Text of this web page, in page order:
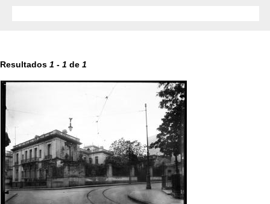
Resultados 1 - 1 de 1